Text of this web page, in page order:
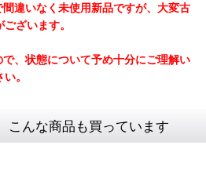
違いなく未使用新品ですが、大変古
ざいます。
、状態について予め十分にご理解い
。
こんな商品も買っています